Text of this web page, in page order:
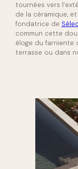
tournées vers
de la céramique,
fondatrice de
commun cette
éloge du farniente
terrasse ou dans